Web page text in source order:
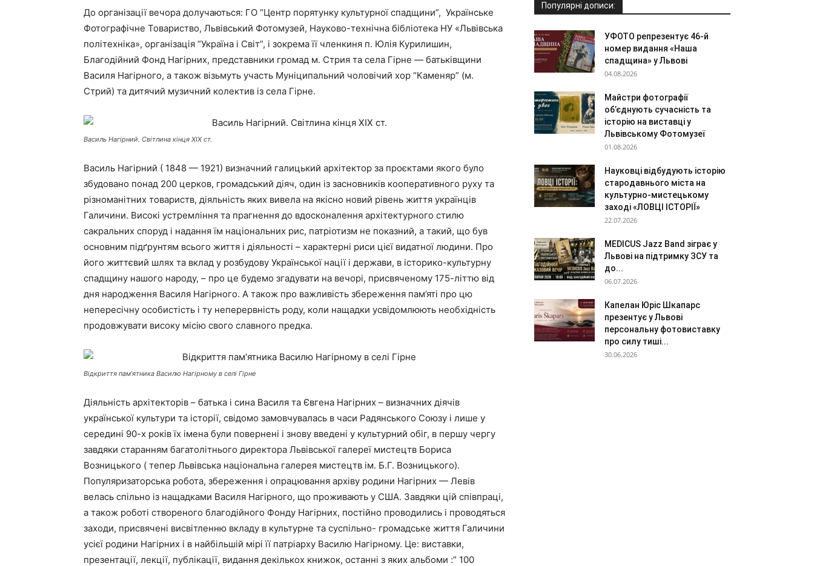
До організації вечора долучаються: ГО “Центр порятунку культурної спадщини”, Українське
Фотографічне Товариство, Львівський Фотомузей, Науково-технічна бібліотека НУ «Львівська
політехніка», організація “Україна і Світ”, і зокрема її членкиня п. Юлія Курилишин,
Благодійний Фонд Нагірних, представники громад м. Стрия та села Гірне — батьківщини
Василя Нагірного, а також візьмуть участь Муніципальний чоловічий хор “Каменяр” (м.
Стрий) та дитячий музичний колектив із села Гірне.
Василь Нагірний. Світлина кінця ХІХ ст.
Василь Нагірний ( 1848 — 1921) визначний галицький архітектор за проєктами якого було
збудовано понад 200 церков, громадський діяч, один із засновників кооперативного руху та
різноманітних товариств, діяльність яких вивела на якісно новий рівень життя українців
Галичини. Високі устремління та прагнення до вдосконалення архітектурного стилю
сакральних споруд і надання їм національних рис, патріотизм не показний, а такий, що був
основним підґрунтям всього життя і діяльності – характерні риси цієї видатної людини. Про
його життєвий шлях та вклад у розбудову Української нації і держави, в історико-культурну
спадщину нашого народу, – про це будемо згадувати на вечорі, присвяченому 175-літтю від
дня народження Василя Нагірного. А також про важливість збереження пам’яті про цю
непересічну особистість і ту неперервність роду, коли нащадки усвідомлюють необхідність
продовжувати високу місію свого славного предка.
Відкриття пам’ятника Василю Нагірному в селі Гірне
Діяльність архітекторів – батька і сина Василя та Євгена Нагірних – визначних діячів
української культури та історії, свідомо замовчувалась в часи Радянського Союзу і лише у
середині 90-х років їх імена були повернені і знову введені у культурний обіг, в першу чергу
завдяки старанням багатолітнього директора Львівської галереї мистецтв Бориса
Возницького ( тепер Львівська національна галерея мистецтв ім. Б.Г. Возницького).
Популяризаторська робота, збереження і опрацювання архіву родини Нагірних — Левів
велась спільно із нащадками Василя Нагірного, що проживають у США. Завдяки цій співпраці,
а також роботі створеного благодійного Фонду Нагірних, постійно проводились і проводяться
заходи, присвячені висвітленню вкладу в культурне та суспільно- громадське життя Галичини
усієї родини Нагірних і в найбільшій мірі її патріарху Василю Нагірному. Це: виставки,
презентації, лекції, публікації, видання декількох книжок, останні з яких альбоми :” 100
Популярні дописи:
УФОТО репрезентує 46-й
номер видання «Наша
спадщина» у Львові
04.08.2026
Майстри фотографії
об’єднують сучасність та
історію на виставці у
Львівському Фотомузеї
01.08.2026
Науковці відбудують історію
стародавнього міста на
культурно-мистецькому
заході «ЛОВЦІ ІСТОРІЇ»
22.07.2026
MEDICUS Jazz Band зіграє у
Львові на підтримку ЗСУ та
до...
06.07.2026
Капелан Юріс Шкапарс
презентує у Львові
персональну фотовиставку
про силу тиші...
30.06.2026